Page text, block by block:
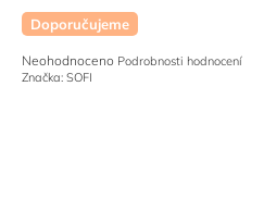
Doporučujeme
Průměrné
hodnocení
Neohodnoceno Podrobnosti hodnocení
Značka: SOFI